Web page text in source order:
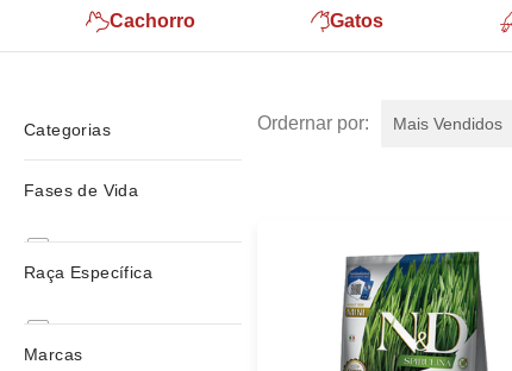
Cachorro Gatos
Categorias
Super premium
Sem Trasgênico
Rações
Fases de Vida
Raça Específica
Marcas
Mais Vendidos